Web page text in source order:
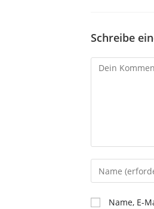
Schreibe
Name, E-